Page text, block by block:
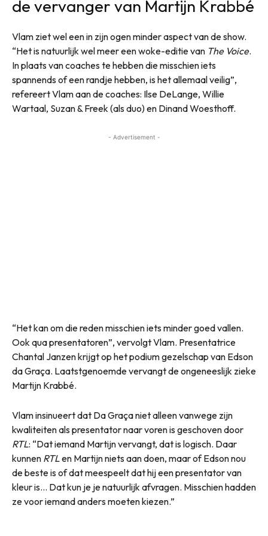
de vervanger van Martijn Krabbé
Vlam ziet wel een in zijn ogen minder aspect van de show.
“Het is natuurlijk wel meer een woke-editie van The Voice.
In plaats van coaches te hebben die misschien iets
spannends of een randje hebben, is het allemaal veilig”,
refereert Vlam aan de coaches: Ilse DeLange, Willie
Wartaal, Suzan & Freek (als duo) en Dinand Woesthoff.
- Advertisement -
“Het kan om die reden misschien iets minder goed vallen.
Ook qua presentatoren”, vervolgt Vlam. Presentatrice
Chantal Janzen krijgt op het podium gezelschap van Edson
da Graça. Laatstgenoemde vervangt de ongeneeslijk zieke
Martijn Krabbé.
Vlam insinueert dat Da Graça niet alleen vanwege zijn
kwaliteiten als presentator naar voren is geschoven door
RTL: “Dat iemand Martijn vervangt, dat is logisch. Daar
kunnen RTLen Martijn niets aan doen, maar of Edson nou
de beste is of dat meespeelt dat hij een presentator van
kleur is… Dat kun je je natuurlijk afvragen. Misschien hadden
ze voor iemand anders moeten kiezen.”